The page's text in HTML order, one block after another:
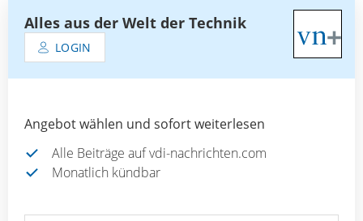
Alles aus der Welt der Technik
LOGIN
Angebot wählen und sofort weiterlesen
Alle Beiträge auf vdi-nachrichten.com
Monatlich kündbar